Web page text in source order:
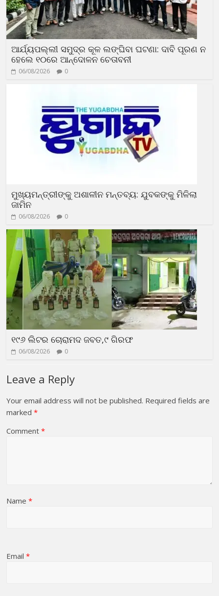
ଆର୍ଯ୍ୟପଲ୍ଲୀ ସମୁଦ୍ର କୂଳ ଲଙ୍ଘିବା ଘଟଣା: ଦାବି ପୂରଣ ନ
ହେଲେ ୧୦ରେ ଆନ୍ଦୋଳନ ଚେତାବନୀ
06/08/2026 0
ମୁଖ୍ୟମନ୍ତ୍ରୀଙ୍କୁ ଅଶାଳୀନ ମନ୍ତବ୍ୟ: ଯୁବକଙ୍କୁ ମିଳିଲା
ଜାମିନ
06/08/2026 0
୧୯୬ ଲିଟର ଚୋରାମଦ ଜବତ,୯ ଗିରଫ
06/08/2026 0
Leave a Reply
Your email address will not be published. Required fields are
marked*
Comment*
Name*
Email*